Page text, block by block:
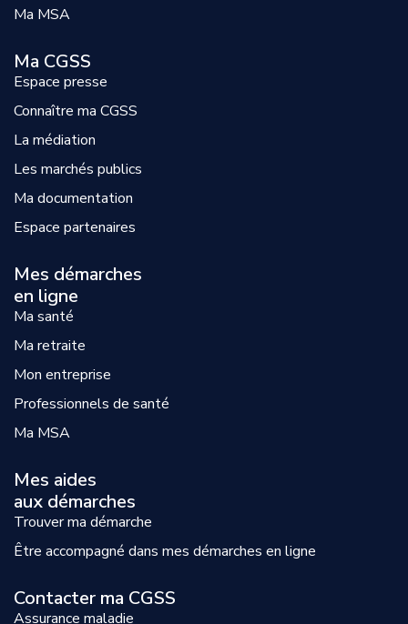
Ma MSA
Ma CGSS
Espace presse
Connaître ma CGSS
La médiation
Les marchés publics
Ma documentation
Espace partenaires
Mes démarches
en ligne
Ma santé
Ma retraite
Mon entreprise
Professionnels de santé
Ma MSA
Mes aides
aux démarches
Trouver ma démarche
Être accompagné dans mes démarches en ligne
Contacter ma CGSS
Assurance maladie